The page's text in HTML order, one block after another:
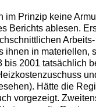
im Prinzip keine
Berichts ablesen.
ihnen in materiellen,
bis 2001 tatsächlich
Hätte die
vorgezeigt.